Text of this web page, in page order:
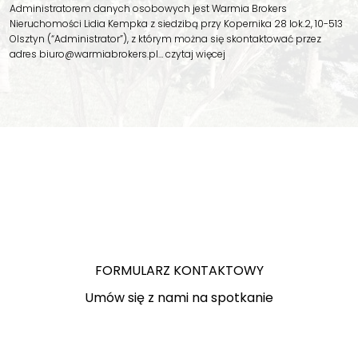
Administratorem danych osobowych jest Warmia Brokers
Nieruchomości Lidia Kempka z siedzibą przy Kopernika 28 lok.2, 10-513
Olsztyn (“Administrator”), z którym można się skontaktować przez
adres biuro@warmiabrokers.pl…czytaj więcej
FORMULARZ KONTAKTOWY
Umów się z nami na spotkanie